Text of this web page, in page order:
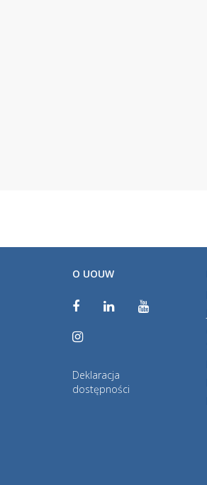
O UOUW
Deklaracja
dostępności